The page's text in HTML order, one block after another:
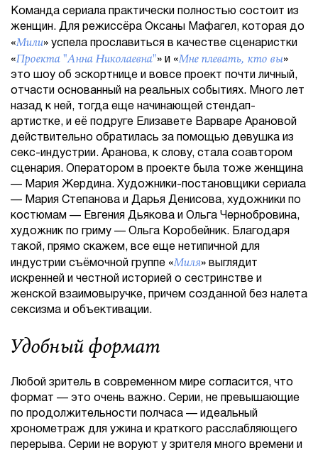
Команда сериала практически полностью состоит из
женщин. Для режиссёра Оксаны Мафагел, которая до
«Мили» успела прославиться в качестве сценаристки
«Проекта "Анна Николаевна"» и «Мне плевать, кто вы»
это шоу об эскортнице и вовсе проект почти личный,
отчасти основанный на реальных событиях. Много лет
назад к ней, тогда еще начинающей стендап-
артистке, и её подруге Елизавете Варваре Арановой
действительно обратилась за помощью девушка из
секс-индустрии. Аранова, к слову, стала соавтором
сценария. Оператором в проекте была тоже женщина
— Мария Жердина. Художники-постановщики сериала
— Мария Степанова и Дарья Денисова, художники по
костюмам — Евгения Дьякова и Ольга Чернобровина,
художник по гриму — Ольга Коробейник. Благодаря
такой, прямо скажем, все еще нетипичной для
индустрии съёмочной группе «Миля» выглядит
искренней и честной историей о сестринстве и
женской взаимовыручке, причем созданной без налета
сексизма и объективации.
Удобный формат
Любой зритель в современном мире согласится, что
формат — это очень важно. Серии, не превышающие
по продолжительности полчаса — идеальный
хронометраж для ужина и краткого расслабляющего
перерыва. Серии не воруют у зрителя много времени и